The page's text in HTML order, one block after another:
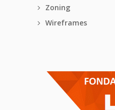
Zoning
Wireframes